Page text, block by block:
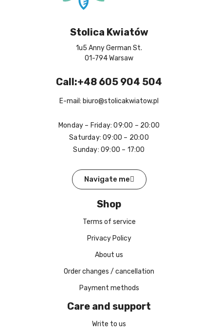
Stolica Kwiatów
1u5 Anny German St.
01-794 Warsaw
Call:+48 605 904 504
E-mail: biuro@stolicakwiatow.pl
Monday – Friday: 09:00 – 20:00
Saturday: 09:00 – 20:00
Sunday: 09:00 – 17:00
Navigate me
Shop
Terms of service
Privacy Policy
About us
Order changes / cancellation
Payment methods
Care and support
Write to us